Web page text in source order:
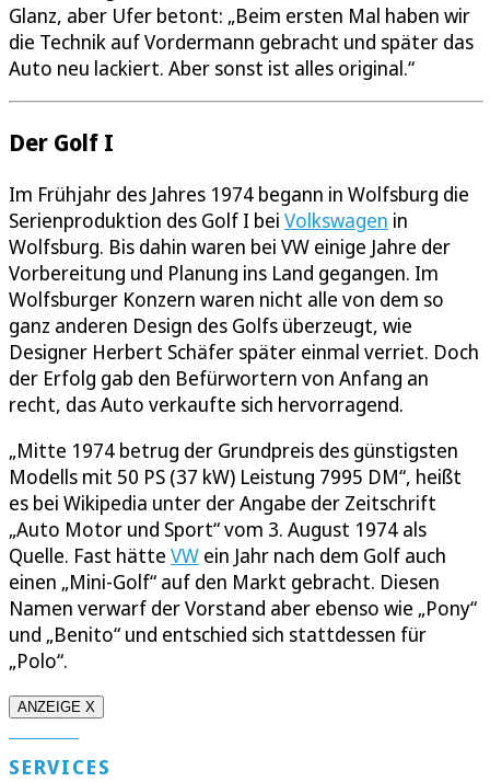
Glanz, aber Ufer betont: „Beim ersten Mal haben wir
die Technik auf Vordermann gebracht und später das
Auto neu lackiert. Aber sonst ist alles original.“
Der Golf I
Im Frühjahr des Jahres 1974 begann in Wolfsburg die
Serienproduktion des Golf I bei Volkswagen in
Wolfsburg. Bis dahin waren bei VW einige Jahre der
Vorbereitung und Planung ins Land gegangen. Im
Wolfsburger Konzern waren nicht alle von dem so
ganz anderen Design des Golfs überzeugt, wie
Designer Herbert Schäfer später einmal verriet. Doch
der Erfolg gab den Befürwortern von Anfang an
recht, das Auto verkaufte sich hervorragend.
„Mitte 1974 betrug der Grundpreis des günstigsten
Modells mit 50 PS (37 kW) Leistung 7995 DM“, heißt
es bei Wikipedia unter der Angabe der Zeitschrift
„Auto Motor und Sport“ vom 3. August 1974 als
Quelle. Fast hätte VW ein Jahr nach dem Golf auch
einen „Mini-Golf“ auf den Markt gebracht. Diesen
Namen verwarf der Vorstand aber ebenso wie „Pony“
und „Benito“ und entschied sich stattdessen für
„Polo“.
ANZEIGE X
SERVICES